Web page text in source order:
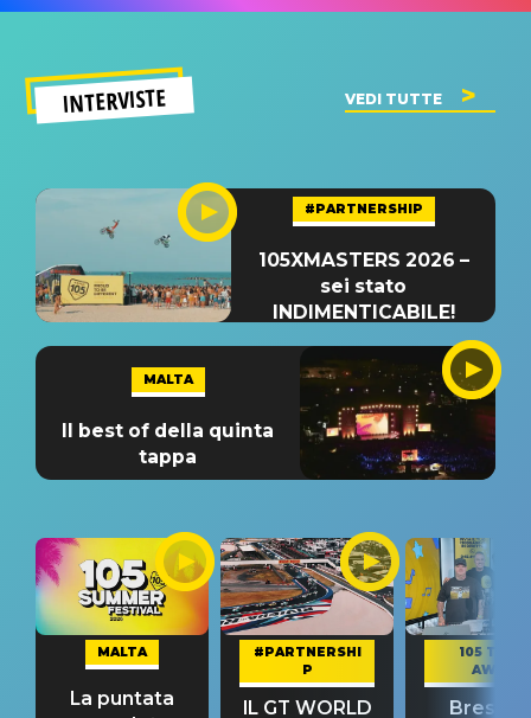
INTERVISTE VEDI TUTTE
#PARTNERSHIP
105XMASTERS 2026 –
sei stato
INDIMENTICABILE!
MALTA
Il best of della quinta
tappa
MALTA
La puntata
#PARTNERSHI
P
IL GT WORLD
105 TAKE
AWAY
Bresh: